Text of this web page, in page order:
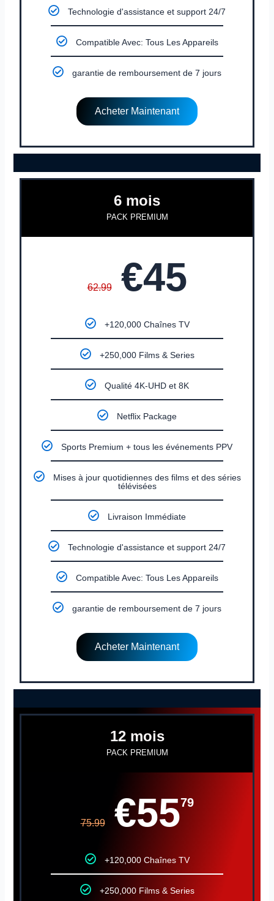
Technologie d'assistance et support 24/7
Compatible Avec: Tous Les Appareils
garantie de remboursement de 7 jours
Acheter Maintenant
6 mois
PACK PREMIUM
62.99 €45
+120,000 Chaînes TV
+250,000 Films & Series
Qualité 4K-UHD et 8K
Netflix Package
Sports Premium + tous les événements PPV
Mises à jour quotidiennes des films et des séries
télévisées
Livraison Immédiate
Technologie d'assistance et support 24/7
Compatible Avec: Tous Les Appareils
garantie de remboursement de 7 jours
Acheter Maintenant
12 mois
PACK PREMIUM
75.99 €5579
+120,000 Chaînes TV
+250,000 Films & Series